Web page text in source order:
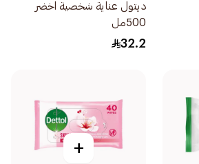
ديتول عناية شخصية اخضر
500مل
32.2
+